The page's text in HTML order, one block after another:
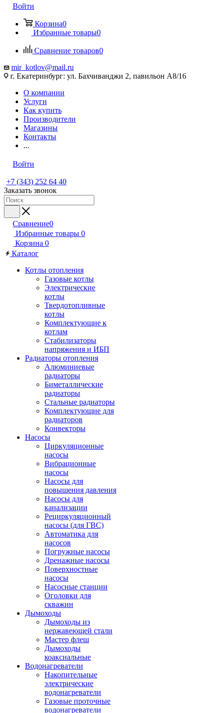
Войти
Корзина0
Избранные товары0
Сравнение товаров0
mir_kotlov@mail.ru
г. Екатеринбург: ул. Бахчиванджи 2, павильон А8/16
О компании
Услуги
Как купить
Производители
Магазины
Контакты
...
Войти
+7 (343) 252 64 40
Заказать звонок
Сравнение0
Избранные товары 0
Корзина 0
Каталог
Котлы отопления
Газовые котлы
Электрические
котлы
Твердотопливные
котлы
Комплектующие к
котлам
Стабилизаторы
напряжения и ИБП
Радиаторы отопления
Алюминиевые
радиаторы
Биметаллические
радиаторы
Стальные радиаторы
Комплектующие для
радиаторов
Конвекторы
Насосы
Циркуляционные
насосы
Вибрационные
насосы
Насосы для
повышения давления
Насосы для
канализации
Рециркуляционный
насосы (для ГВС)
Автоматика для
насосов
Погружные насосы
Дренажные насосы
Поверхностные
насосы
Насосные станции
Оголовки для
скважин
Дымоходы
Дымоходы из
нержавеющей стали
Мастер флеш
Дымоходы
коаксиальные
Водонагреватели
Накопительные
электрические
водонагреватели
Газовые проточные
водонагреватели